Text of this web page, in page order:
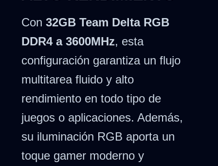
Con 32GB Team Delta RGB
DDR4 a 3600MHz, esta
configuración garantiza un flujo
multitarea fluido y alto
rendimiento en todo tipo de
juegos o aplicaciones. Además,
su iluminación RGB aporta un
toque gamer moderno y